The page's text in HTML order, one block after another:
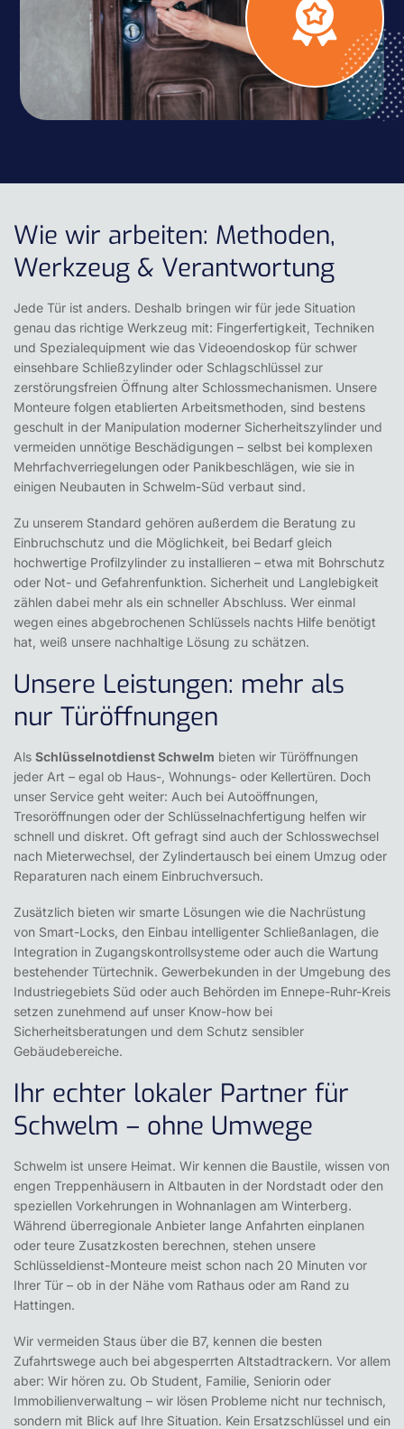
Wie wir arbeiten: Methoden,
Werkzeug & Verantwortung
Jede Tür ist anders. Deshalb bringen wir für jede Situation
genau das richtige Werkzeug mit: Fingerfertigkeit, Techniken
und Spezialequipment wie das Videoendoskop für schwer
einsehbare Schließzylinder oder Schlagschlüssel zur
zerstörungsfreien Öffnung alter Schlossmechanismen. Unsere
Monteure folgen etablierten Arbeitsmethoden, sind bestens
geschult in der Manipulation moderner Sicherheitszylinder und
vermeiden unnötige Beschädigungen – selbst bei komplexen
Mehrfachverriegelungen oder Panikbeschlägen, wie sie in
einigen Neubauten in Schwelm-Süd verbaut sind.
Zu unserem Standard gehören außerdem die Beratung zu
Einbruchschutz und die Möglichkeit, bei Bedarf gleich
hochwertige Profilzylinder zu installieren – etwa mit Bohrschutz
oder Not- und Gefahrenfunktion. Sicherheit und Langlebigkeit
zählen dabei mehr als ein schneller Abschluss. Wer einmal
wegen eines abgebrochenen Schlüssels nachts Hilfe benötigt
hat, weiß unsere nachhaltige Lösung zu schätzen.
Unsere Leistungen: mehr als
nur Türöffnungen
Als Schlüsselnotdienst Schwelm bieten wir Türöffnungen
jeder Art – egal ob Haus-, Wohnungs- oder Kellertüren. Doch
unser Service geht weiter: Auch bei Autoöffnungen,
Tresoröffnungen oder der Schlüsselnachfertigung helfen wir
schnell und diskret. Oft gefragt sind auch der Schlosswechsel
nach Mieterwechsel, der Zylindertausch bei einem Umzug oder
Reparaturen nach einem Einbruchversuch.
Zusätzlich bieten wir smarte Lösungen wie die Nachrüstung
von Smart-Locks, den Einbau intelligenter Schließanlagen, die
Integration in Zugangskontrollsysteme oder auch die Wartung
bestehender Türtechnik. Gewerbekunden in der Umgebung des
Industriegebiets Süd oder auch Behörden im Ennepe-Ruhr-Kreis
setzen zunehmend auf unser Know-how bei
Sicherheitsberatungen und dem Schutz sensibler
Gebäudebereiche.
Ihr echter lokaler Partner für
Schwelm – ohne Umwege
Schwelm ist unsere Heimat. Wir kennen die Baustile, wissen von
engen Treppenhäusern in Altbauten in der Nordstadt oder den
speziellen Vorkehrungen in Wohnanlagen am Winterberg.
Während überregionale Anbieter lange Anfahrten einplanen
oder teure Zusatzkosten berechnen, stehen unsere
Schlüsseldienst-Monteure meist schon nach 20 Minuten vor
Ihrer Tür – ob in der Nähe vom Rathaus oder am Rand zu
Hattingen.
Wir vermeiden Staus über die B7, kennen die besten
Zufahrtswege auch bei abgesperrten Altstadtrackern. Vor allem
aber: Wir hören zu. Ob Student, Familie, Seniorin oder
Immobilienverwaltung – wir lösen Probleme nicht nur technisch,
sondern mit Blick auf Ihre Situation. Kein Ersatzschlüssel und ein